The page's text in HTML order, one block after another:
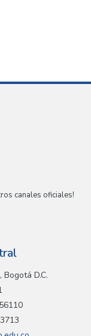
canales oficiales!
D.C.